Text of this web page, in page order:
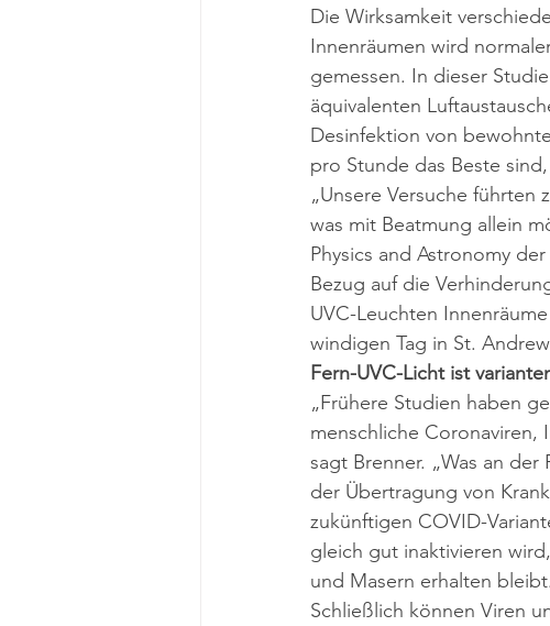
Die Wirksamkeit
Innenräumen wird
gemessen. In dieser
äquivalenten
Desinfektion von
pro Stunde das Beste
„Unsere Versuche führten
was mit Beatmung allein
Physics and Astronomy
Bezug auf die
UVC-Leuchten
windigen Tag in St.
Fern-UVC-Licht ist
„Frühere Studien haben
menschliche Coronaviren,
sagt Brenner. „Was an
der Übertragung von
zukünftigen COVID-
gleich gut inaktivieren
und Masern erhalten
Schließlich können Viren